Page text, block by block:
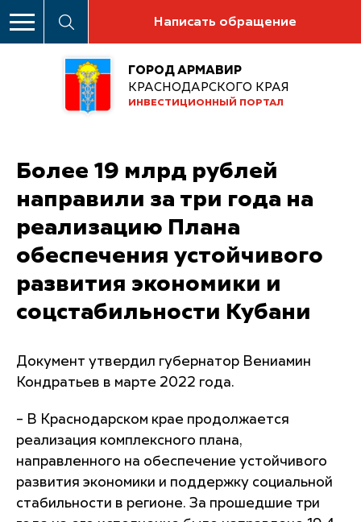
Написать обращение
ГОРОД АРМАВИР
КРАСНОДАРСКОГО КРАЯ
ИНВЕСТИЦИОННЫЙ ПОРТАЛ
Более 19 млрд рублей
направили за три года на
реализацию Плана
обеспечения устойчивого
развития экономики и
соцстабильности Кубани
Документ утвердил губернатор Вениамин
Кондратьев в марте 2022 года.
– В Краснодарском крае продолжается
реализация комплексного плана,
направленного на обеспечение устойчивого
развития экономики и поддержку социальной
стабильности в регионе. За прошедшие три